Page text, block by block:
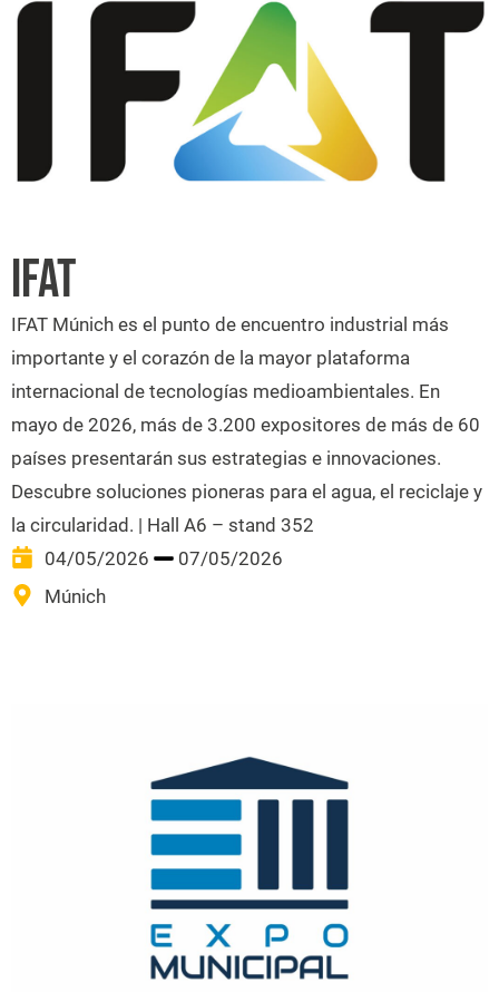
IFAT
IFAT Múnich es el punto de encuentro industrial más
importante y el corazón de la mayor plataforma
internacional de tecnologías medioambientales. En
mayo de 2026, más de 3.200 expositores de más de 60
países presentarán sus estrategias e innovaciones.
Descubre soluciones pioneras para el agua, el reciclaje y
la circularidad. | Hall A6 – stand 352
04/05/2026
07/05/2026
Múnich